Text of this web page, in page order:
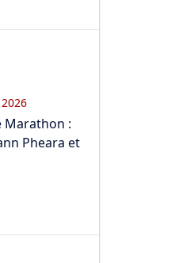
Marathon :
Pheara et